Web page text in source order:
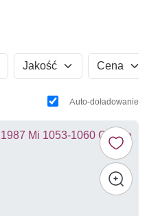
Jakość Cena
Auto-doładowanie